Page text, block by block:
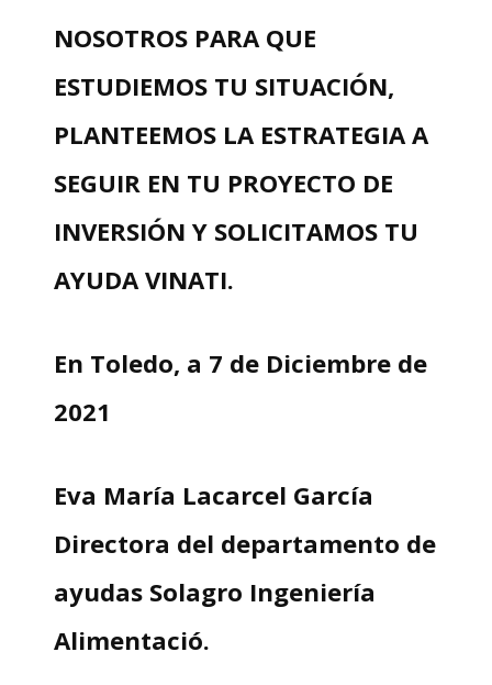
NOSOTROS PARA QUE
ESTUDIEMOS TU SITUACIÓN,
PLANTEEMOS LA ESTRATEGIA A
SEGUIR EN TU PROYECTO DE
INVERSIÓN Y SOLICITAMOS TU
AYUDA VINATI.
En Toledo, a 7 de Diciembre de
2021
Eva María Lacarcel García
Directora del departamento de
ayudas Solagro Ingeniería
Alimentació.